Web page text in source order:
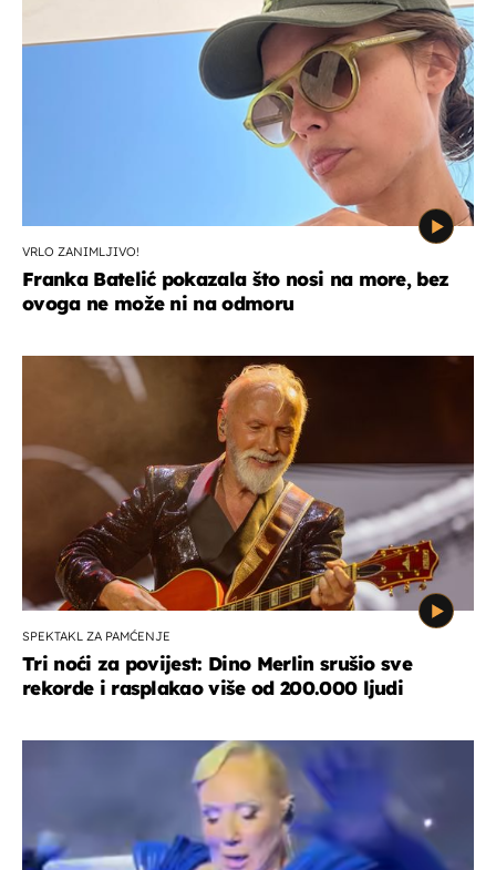
VRLO ZANIMLJIVO!
Franka Batelić pokazala što nosi na more, bez
ovoga ne može ni na odmoru
SPEKTAKL ZA PAMĆENJE
Tri noći za povijest: Dino Merlin srušio sve
rekorde i rasplakao više od 200.000 ljudi